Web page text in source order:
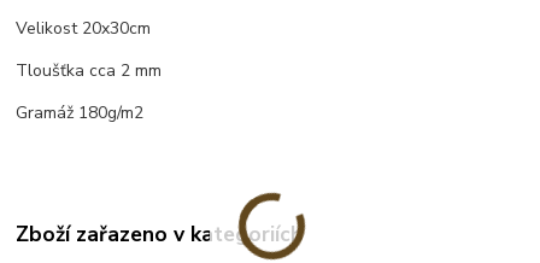
Velikost 20x30cm
Tloušťka cca 2 mm
Gramáž 180g/m2
Zboží zařazeno v kategoriích